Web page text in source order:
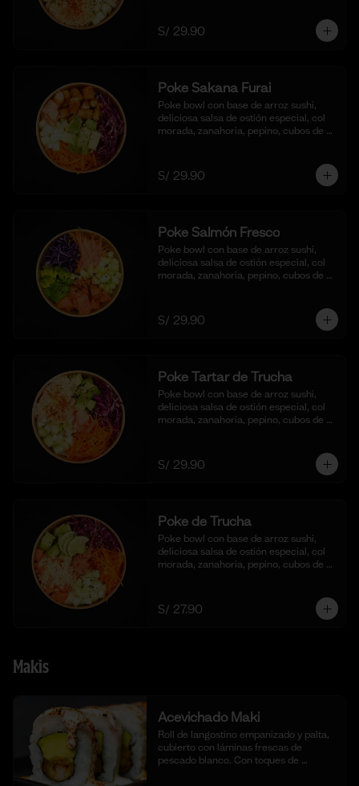
S/ 29.90
Poke Sakana Furai
Poke bowl con base de arroz sushi,
deliciosa salsa de ostión especial, col
morada, zanahoria, pepino, cubos de
S/ 29.90
Poke Salmón Fresco
Poke bowl con base de arroz sushi,
deliciosa salsa de ostión especial, col
morada, zanahoria, pepino, cubos de
S/ 29.90
Poke Tartar de Trucha
Poke bowl con base de arroz sushi,
deliciosa salsa de ostión especial, col
morada, zanahoria, pepino, cubos de
S/ 29.90
Poke de Trucha
Poke bowl con base de arroz sushi,
deliciosa salsa de ostión especial, col
morada, zanahoria, pepino, cubos de
S/ 27.90
Makis
Acevichado Maki
Roll de langostino empanizado y palta,
cubierto con láminas frescas de
pescado blanco. Con toques de